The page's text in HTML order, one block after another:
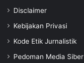
Disclaimer
Kebijakan Privasi
Kode Etik Jurnalistik
Pedoman Media Siber